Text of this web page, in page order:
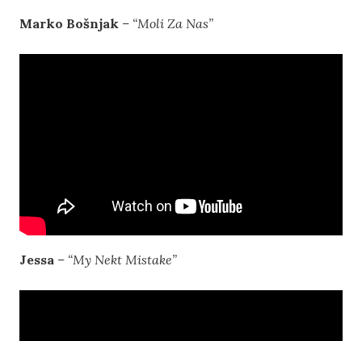
Marko Bošnjak – “Moli Za Nas”
Jessa – “My Nekt Mistake”